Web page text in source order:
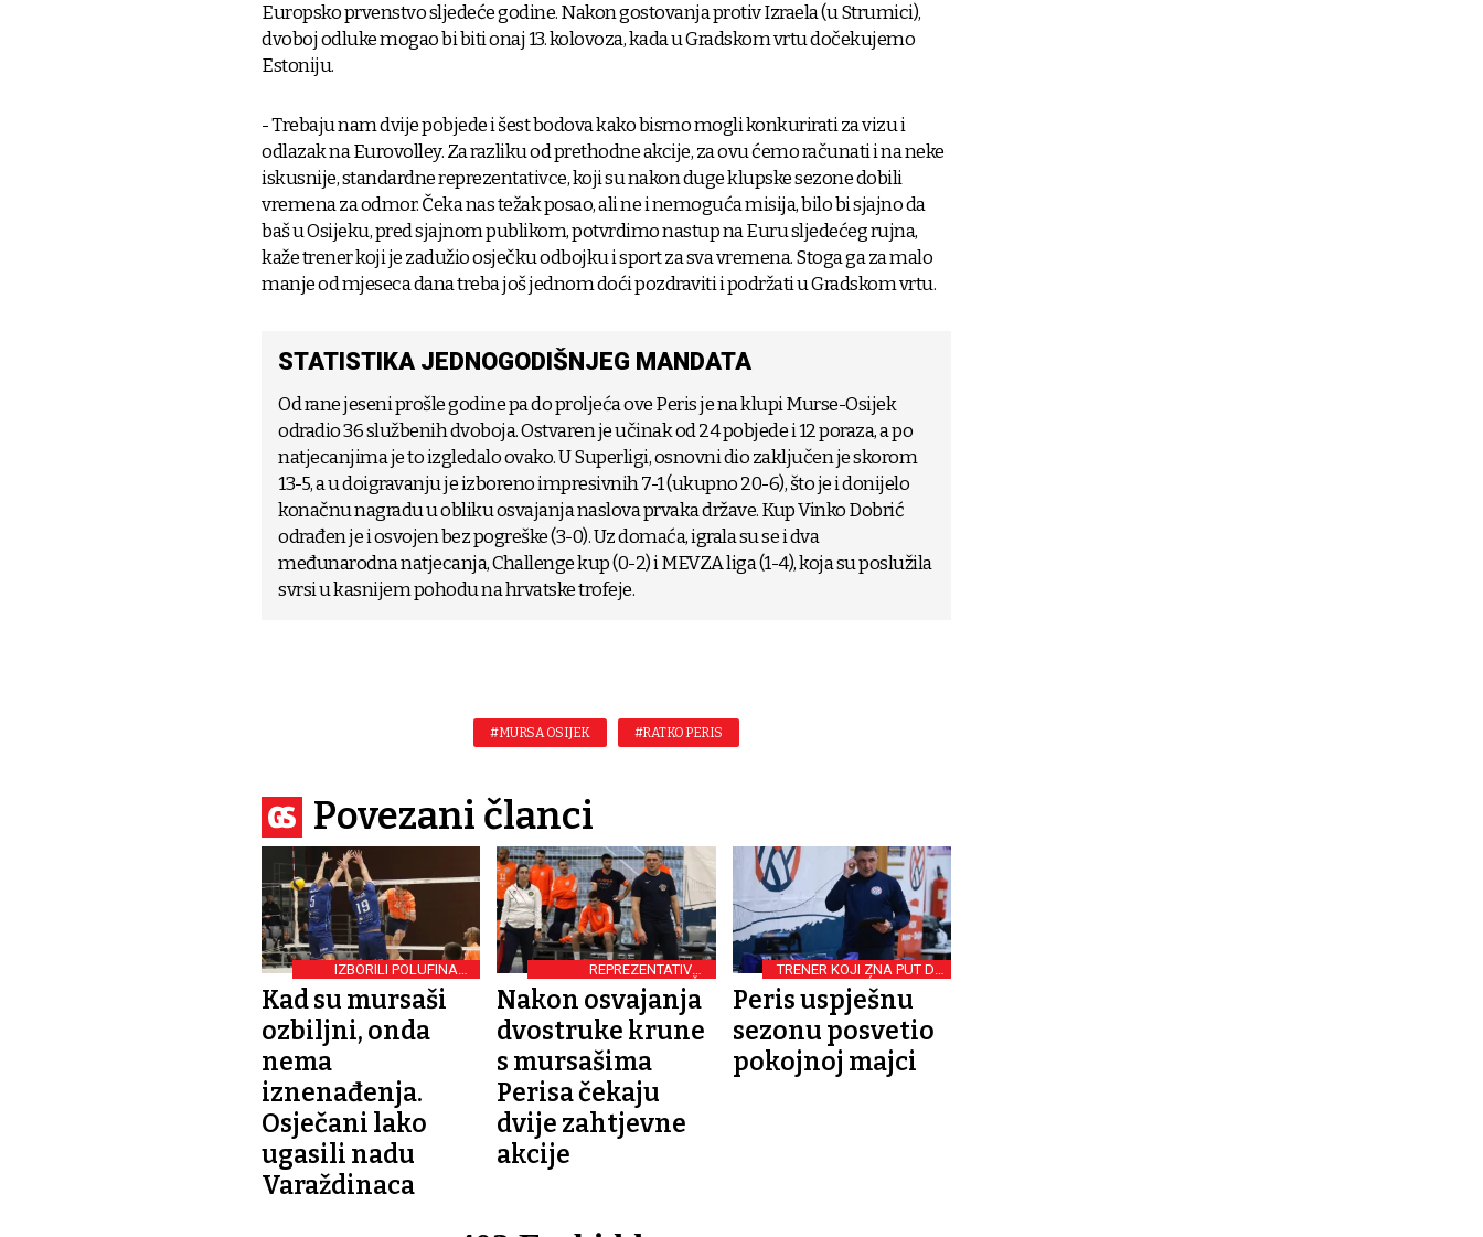
Europsko prvenstvo sljedeće godine. Nakon gostovanja protiv Izraela (u Strumici),
dvoboj odluke mogao bi biti onaj 13. kolovoza, kada u Gradskom vrtu dočekujemo
Estoniju.
- Trebaju nam dvije pobjede i šest bodova kako bismo mogli konkurirati za vizu i
odlazak na Eurovolley. Za razliku od prethodne akcije, za ovu ćemo računati i na neke
iskusnije, standardne reprezentativce, koji su nakon duge klupske sezone dobili
vremena za odmor. Čeka nas težak posao, ali ne i nemoguća misija, bilo bi sjajno da
baš u Osijeku, pred sjajnom publikom, potvrdimo nastup na Euru sljedećeg rujna,
kaže trener koji je zadužio osječku odbojku i sport za sva vremena. Stoga ga za malo
manje od mjeseca dana treba još jednom doći pozdraviti i podržati u Gradskom vrtu.
STATISTIKA JEDNOGODIŠNJEG MANDATA
Od rane jeseni prošle godine pa do proljeća ove Peris je na klupi Murse-Osijek
odradio 36 službenih dvoboja. Ostvaren je učinak od 24 pobjede i 12 poraza, a po
natjecanjima je to izgledalo ovako. U Superligi, osnovni dio zaključen je skorom
13-5, a u doigravanju je izboreno impresivnih 7-1 (ukupno 20-6), što je i donijelo
konačnu nagradu u obliku osvajanja naslova prvaka države. Kup Vinko Dobrić
odrađen je i osvojen bez pogreške (3-0). Uz domaća, igrala su se i dva
međunarodna natjecanja, Challenge kup (0-2) i MEVZA liga (1-4), koja su poslužila
svrsi u kasnijem pohodu na hrvatske trofeje.
#MURSA OSIJEK #RATKO PERIS
Povezani članci
IZBORILI POLUFINALE
KUPA
Kad su mursaši
ozbiljni, onda
nema
iznenađenja.
Osječani lako
ugasili nadu
Varaždinaca
REPREZENTATIVNE
OBVEZE ODBOJKAŠA
Nakon osvajanja
dvostruke krune
s mursašima
Perisa čekaju
dvije zahtjevne
akcije
TRENER KOJI ZNA PUT DO
DOMAĆIH POKALA
Peris uspješnu
sezonu posvetio
pokojnoj majci